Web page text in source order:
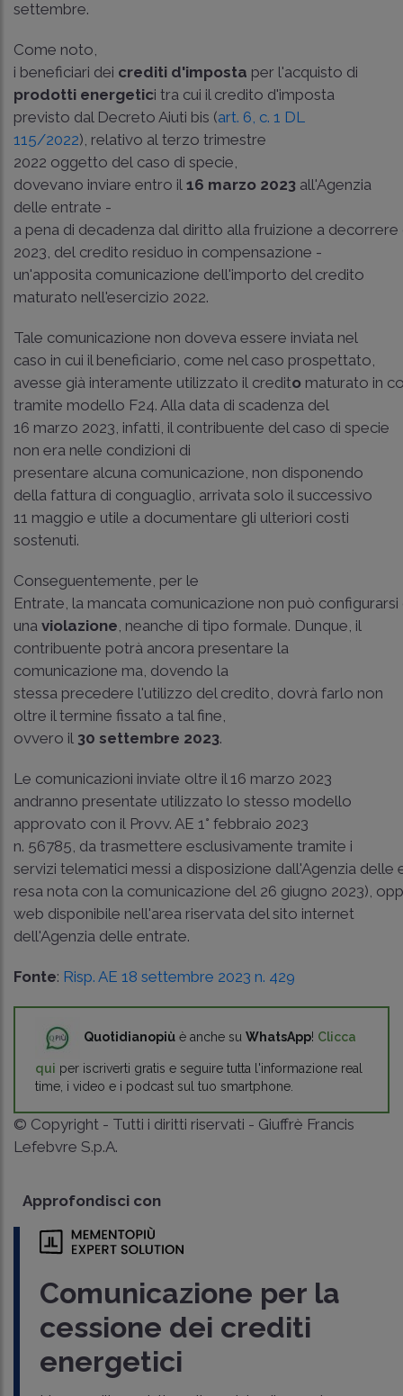
settembre.
Come noto,
i beneficiari dei crediti d'imposta per l'acquisto di
prodotti energetici tra cui il credito d'imposta
previsto dal Decreto Aiuti bis (art. 6, c. 1 DL
115/2022), relativo al terzo trimestre
2022 oggetto del caso di specie,
dovevano inviare entro il 16 marzo 2023 all'Agenzia
delle entrate -
a pena di decadenza dal diritto alla fruizione a decorrere
2023, del credito residuo in compensazione -
un'apposita comunicazione dell'importo del credito
maturato nell'esercizio 2022.
Tale comunicazione non doveva essere inviata nel
caso in cui il beneficiario, come nel caso prospettato,
avesse già interamente utilizzato il credito maturato in
tramite modello F24. Alla data di scadenza del
16 marzo 2023, infatti, il contribuente del caso di specie
non era nelle condizioni di
presentare alcuna comunicazione, non disponendo
della fattura di conguaglio, arrivata solo il successivo
11 maggio e utile a documentare gli ulteriori costi
sostenuti.
Conseguentemente, per le
Entrate, la mancata comunicazione non può
una violazione, neanche di tipo formale. Dunque, il
contribuente potrà ancora presentare la
comunicazione ma, dovendo la
stessa precedere l'utilizzo del credito, dovrà farlo non
oltre il termine fissato a tal fine,
ovvero il 30 settembre 2023.
Le comunicazioni inviate oltre il 16 marzo 2023
andranno presentate utilizzato lo stesso modello
approvato con il Provv. AE 1° febbraio 2023
n. 56785, da trasmettere esclusivamente tramite i
servizi telematici messi a disposizione dall'Agenzia delle
resa nota con la comunicazione del 26 giugno 2023),
web disponibile nell'area riservata del sito internet
dell'Agenzia delle entrate.
Fonte: Risp. AE 18 settembre 2023 n. 429
Quotidianopiù è anche su WhatsApp! Clicca
qui per iscriverti gratis e seguire tutta l'informazione real
time, i video e i podcast sul tuo smartphone.
© Copyright - Tutti i diritti riservati - Giuffrè Francis
Lefebvre S.p.A.
Approfondisci con
Comunicazione per la
cessione dei crediti
energetici